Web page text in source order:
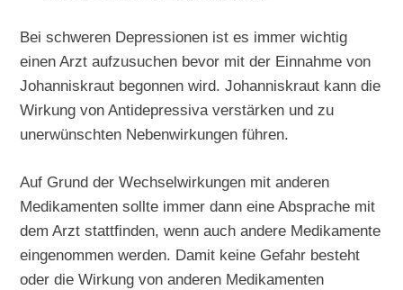
Bei schweren Depressionen ist es immer wichtig
einen Arzt aufzusuchen bevor mit der Einnahme von
Johanniskraut begonnen wird. Johanniskraut kann die
Wirkung von Antidepressiva verstärken und zu
unerwünschten Nebenwirkungen führen.
Auf Grund der Wechselwirkungen mit anderen
Medikamenten sollte immer dann eine Absprache mit
dem Arzt stattfinden, wenn auch andere Medikamente
eingenommen werden. Damit keine Gefahr besteht
oder die Wirkung von anderen Medikamenten